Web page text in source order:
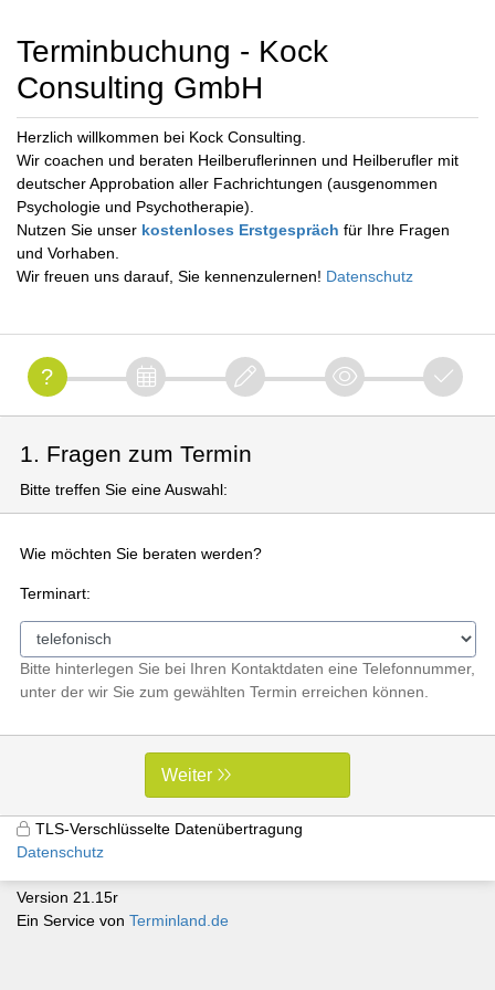
Terminbuchung - Kock
Consulting GmbH
Herzlich willkommen bei Kock Consulting.
Wir coachen und beraten Heilberuflerinnen und Heilberufler mit
deutscher Approbation aller Fachrichtungen (ausgenommen
Psychologie und Psychotherapie).
Nutzen Sie unser kostenloses Erstgespräch für Ihre Fragen
und Vorhaben.
Wir freuen uns darauf, Sie kennenzulernen! Datenschutz
1. Fragen zum Termin
Bitte treffen Sie eine Auswahl:
Wie möchten Sie beraten werden?
Terminart:
Bitte hinterlegen Sie bei Ihren Kontaktdaten eine Telefonnummer,
unter der wir Sie zum gewählten Termin erreichen können.
Weiter
TLS-Verschlüsselte Datenübertragung
Datenschutz
Version 21.15r
Ein Service von Terminland.de